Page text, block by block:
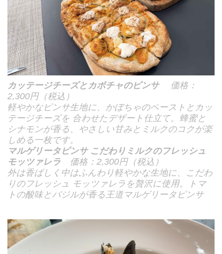
カッテージチーズとカボチャのピンサ
価格：
2,300円（税込）
軽やかなピンサ生地に、かぼちゃのペーストとカッ
テージチーズを 合わせたデザート仕立て。蜂蜜と
シナモンが香る、やさしい甘みとミルクのコクが楽
しめる一枚です。
マルゲリータピンサ こだわりミルクのフレッシュ
モッツァレラ 価格：2,300円（税込）
外は香ばしく中はふんわり軽やかな生地に、こだわ
りのフレッシュ モッツァレラを贅沢に使用。トマ
トの酸味とバジルが香る王道マルゲリータピンサ